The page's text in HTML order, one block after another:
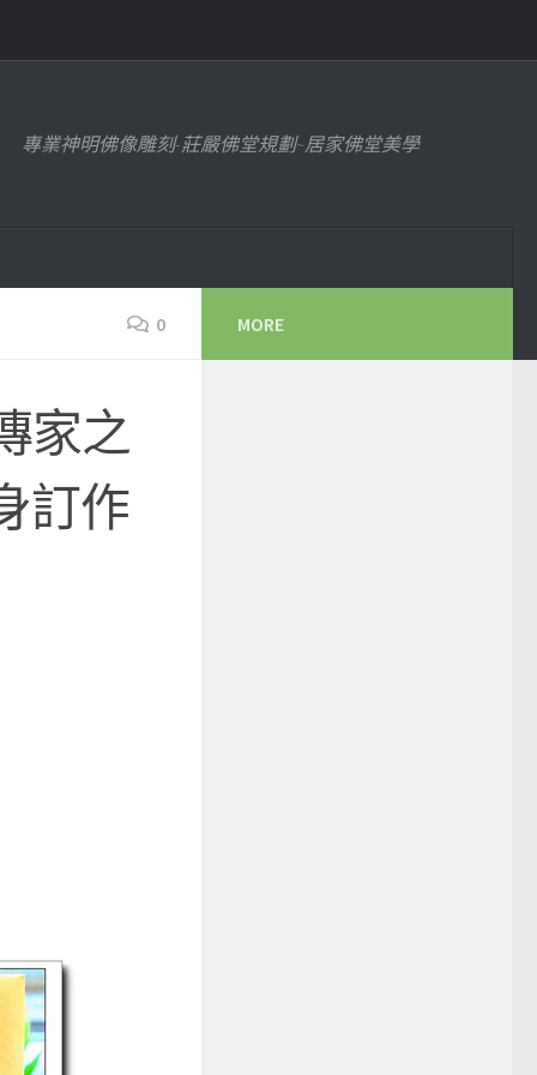
專業神明佛像雕刻-莊嚴佛堂規劃~居家佛堂美學
0
家之
訂作
MORE